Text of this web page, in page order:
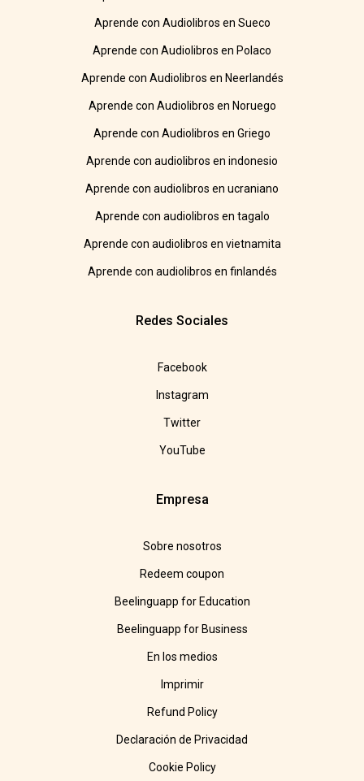
Aprende con Audiolibros en Sueco
Aprende con Audiolibros en Polaco
Aprende con Audiolibros en Neerlandés
Aprende con Audiolibros en Noruego
Aprende con Audiolibros en Griego
Aprende con audiolibros en indonesio
Aprende con audiolibros en ucraniano
Aprende con audiolibros en tagalo
Aprende con audiolibros en vietnamita
Aprende con audiolibros en finlandés
Redes Sociales
Facebook
Instagram
Twitter
YouTube
Empresa
Sobre nosotros
Redeem coupon
Beelinguapp for Education
Beelinguapp for Business
En los medios
Imprimir
Refund Policy
Declaración de Privacidad
Cookie Policy